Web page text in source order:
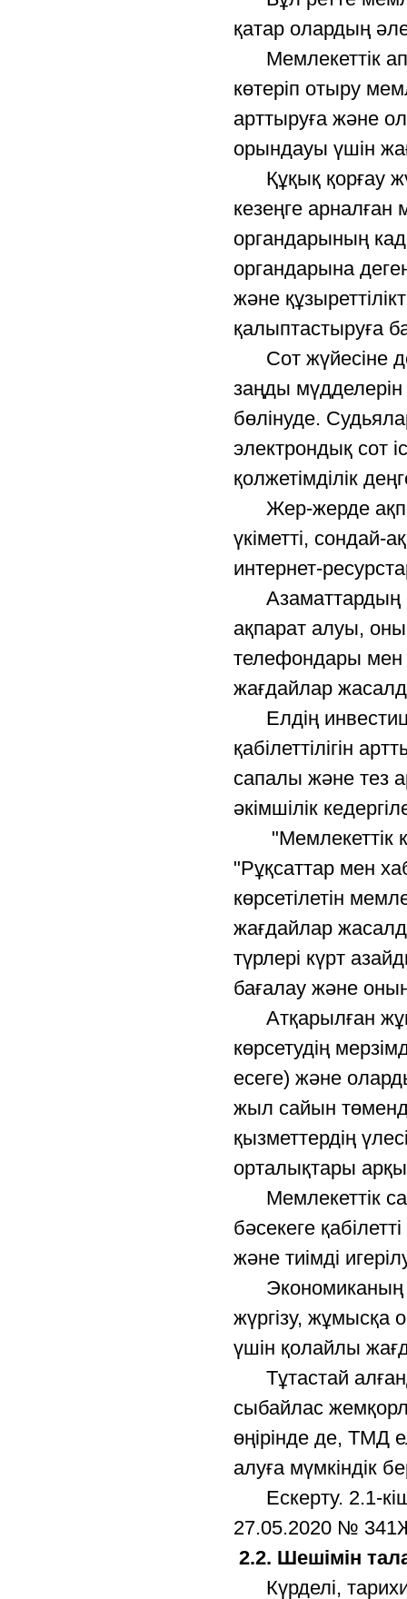
қатар олардың
Мемлекеттік
көтеріп отыру
арттыруға және
орындауы үшін
Құқық қорғау
кезеңге арналған
органдарының
органдарына
және
қалыптастыруға
Сот жүйесіне
заңды мүдделерін
бөлінуде.
электрондық сот
қолжетімділік
Жер-жерде
үкіметті,
интернет-
Азаматтардың
ақпарат алуы,
телефондары мен
жағдайлар
Елдің
қабілеттілігін
сапалы және тез
әкімшілік
"Мемлекеттік
"Рұқсаттар мен
көрсетілетін
жағдайлар
түрлері күрт
бағалау және
Атқарылған
көрсетудің
есеге) және
жыл сайын
қызметтердің
орталықтары
Мемлекеттік
бәсекеге
және тиімді
Экономиканың
жүргізу, жұмысқа
үшін қолайлы
Тұтастай
сыбайлас
өңірінде де, ТМД
алуға мүмкіндік
Ескерту. 2.1-кіші
27.05.2020 №
2.2. Шешімін
Күрделі, тарихи